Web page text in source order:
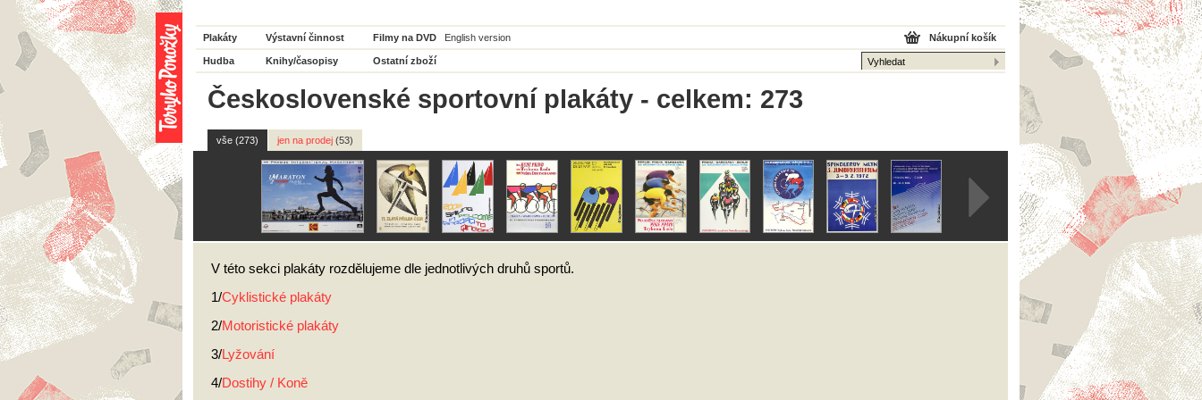
Plakáty Výstavní činnost Filmy na DVD English version
Hudba Knihy/časopisy Ostatní zboží
Nákupní košík
Československé sportovní plakáty - celkem: 273
vše (273) jen na prodej (53)
V této sekci plakáty rozdělujeme dle jednotlivých druhů sportů.
1/Cyklistické plakáty
2/Motoristické plakáty
3/Lyžování
4/Dostihy / Koně